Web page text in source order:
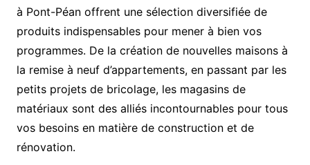
à Pont-Péan offrent une sélection diversifiée de
produits indispensables pour mener à bien vos
programmes. De la création de nouvelles maisons à
la remise à neuf d’appartements, en passant par les
petits projets de bricolage, les magasins de
matériaux sont des alliés incontournables pour tous
vos besoins en matière de construction et de
rénovation.